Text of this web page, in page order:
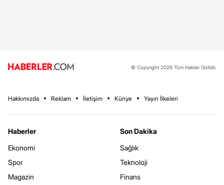
© Copyright 2026 Tüm Hakları Gizlidir.
Hakkımızda Reklam İletişim Künye Yayın İlkeleri
Haberler
Ekonomi
Spor
Magazin
Son Dakika
Sağlık
Teknoloji
Finans